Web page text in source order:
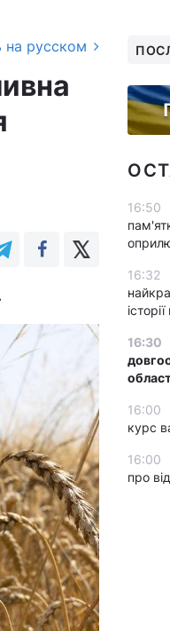
на русском
16:50
16:32
історії
16:30
16:00
курс
16:00
про